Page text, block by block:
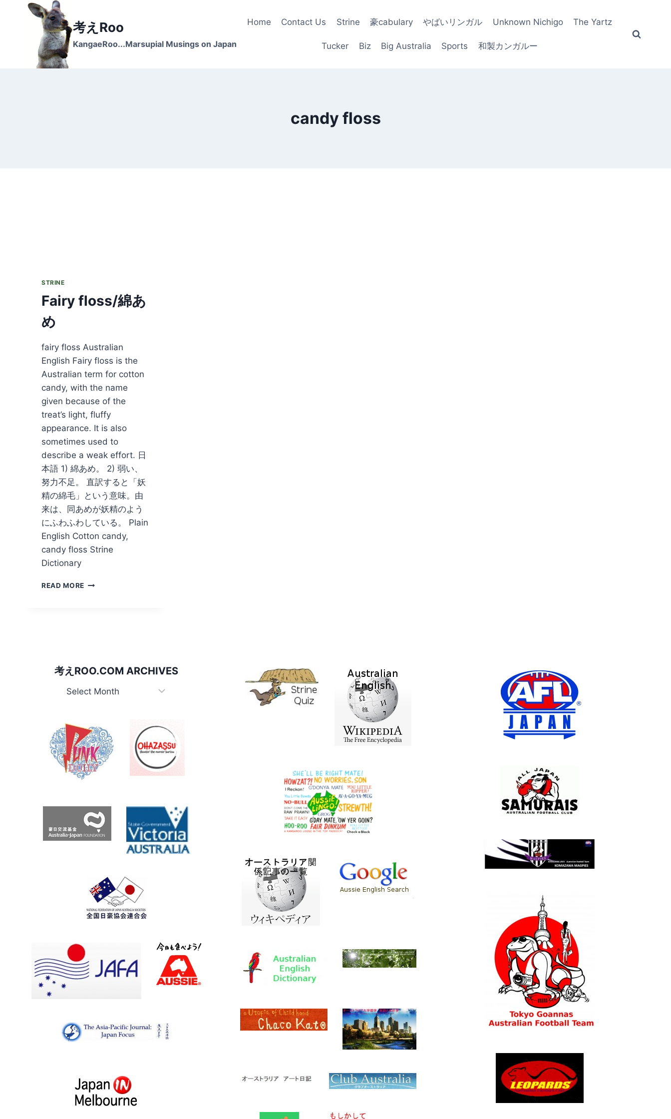
考えRoo
KangaeRoo...Marsupial Musings on Japan
Home Contact Us Strine 豪cabulary やばいリンガル Unknown Nichigo The Yartz
Tucker Biz Big Australia Sports 和製カンガルー
candy floss
STRINE
Fairy floss/綿あ
め
fairy floss Australian
English Fairy floss is the
Australian term for cotton
candy, with the name
given because of the
treat’s light, fluffy
appearance. It is also
sometimes used to
describe a weak effort. 日
本語 1) 綿あめ。 2) 弱い、
努力不足。 直訳すると「妖
精の綿毛」という意味。由
来は、同あめが妖精のよう
にふわふわしている。 Plain
English Cotton candy,
candy floss Strine
Dictionary
READ MORE FAIRY
考えROO.COM ARCHIVES
考
Archives